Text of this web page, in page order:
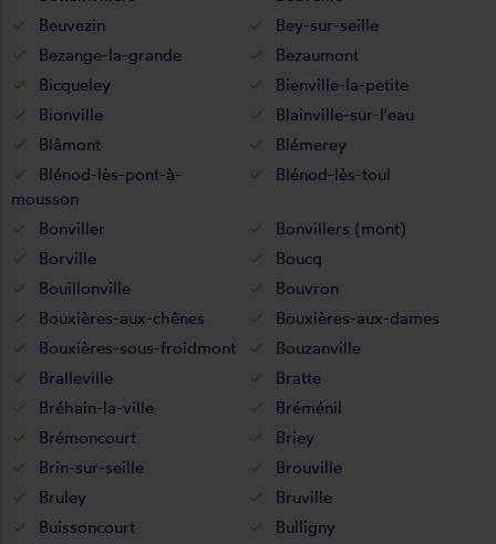
Beuvezin
Bey-sur-seille
Bezange-la-grande
Bezaumont
Bicqueley
Bienville-la-petite
Bionville
Blainville-sur-l'eau
Blâmont
Blémerey
Blénod-lès-pont-à-
mousson
Blénod-lès-toul
Bonviller
Bonvillers (mont)
Borville
Boucq
Bouillonville
Bouvron
Bouxières-aux-chênes
Bouxières-aux-dames
Bouxières-sous-froidmont
Bouzanville
Bralleville
Bratte
Bréhain-la-ville
Bréménil
Brémoncourt
Briey
Brin-sur-seille
Brouville
Bruley
Bruville
Buissoncourt
Bulligny